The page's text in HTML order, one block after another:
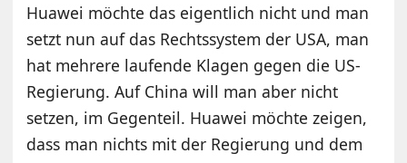
Huawei möchte das eigentlich nicht und man
setzt nun auf das Rechtssystem der USA, man
hat mehrere laufende Klagen gegen die US-
Regierung. Auf China will man aber nicht
setzen, im Gegenteil. Huawei möchte zeigen,
dass man nichts mit der Regierung und dem